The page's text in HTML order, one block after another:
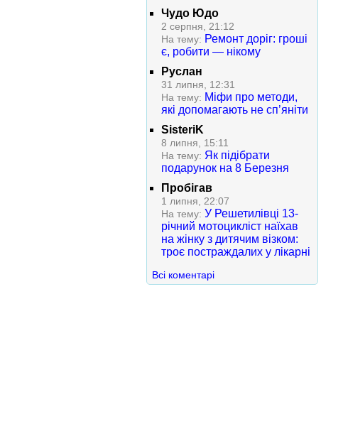
Чудо Юдо
2 серпня, 21:12
На тему: Ремонт доріг: гроші
є, робити — нікому
Руслан
31 липня, 12:31
На тему: Міфи про методи,
які допомагають не сп’яніти
SisteriK
8 липня, 15:11
На тему: Як підібрати
подарунок на 8 Березня
Пробігав
1 липня, 22:07
На тему: У Решетилівці 13-
річний мотоцикліст наїхав
на жінку з дитячим візком:
троє постраждалих у лікарні
Всі коментарі